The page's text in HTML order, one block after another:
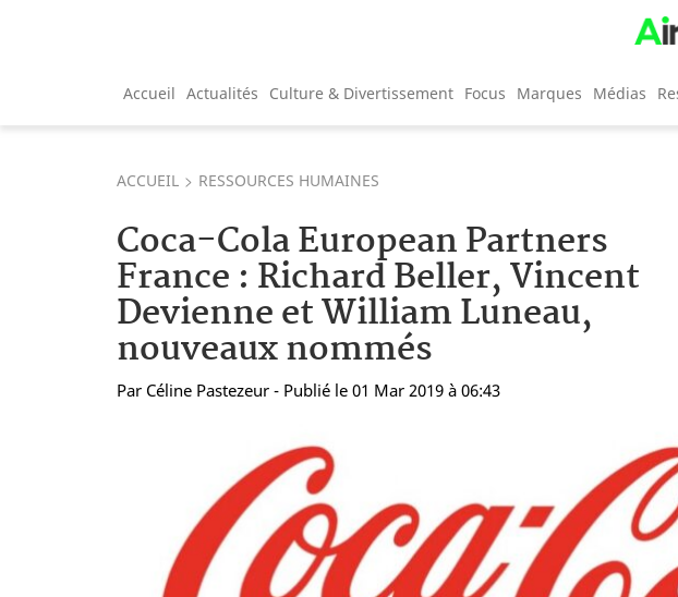
Accueil Actualités Culture & Divertissement Focus Marques Médias
ACCUEIL RESSOURCES HUMAINES
Coca-Cola European Partners
France : Richard Beller, Vincent
Devienne et William Luneau,
nouveaux nommés
Par Céline Pastezeur - Publié le 01 Mar 2019 à 06:43